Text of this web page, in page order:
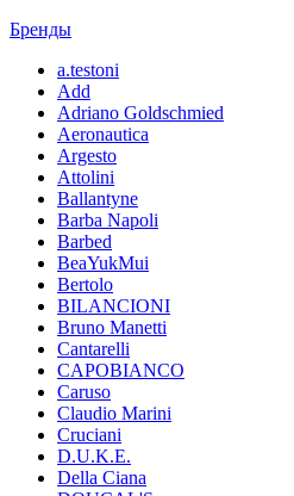
Бренды
a.testoni
Add
Adriano Goldschmied
Aeronautica
Argesto
Attolini
Ballantyne
Barba Napoli
Barbed
BeaYukMui
Bertolo
BILANCIONI
Bruno Manetti
Cantarelli
CAPOBIANCO
Caruso
Claudio Marini
Cruciani
D.U.K.E.
Della Ciana